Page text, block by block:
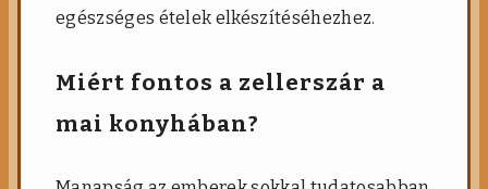
egészséges ételek elkészítéséhezhez.
Miért fontos a zellerszár a
mai konyhában?